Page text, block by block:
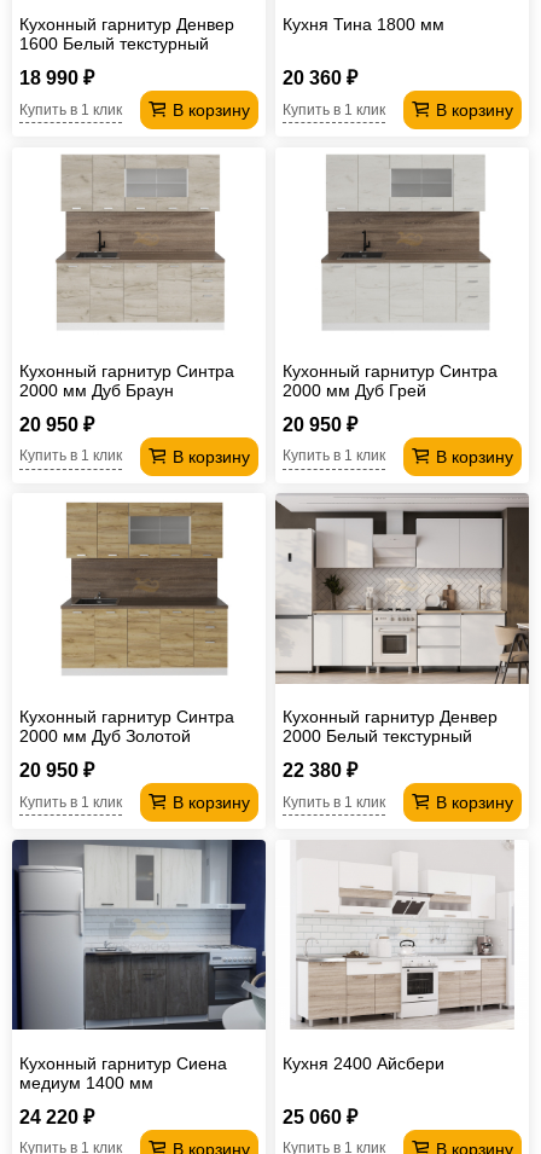
Кухонный гарнитур Денвер
1600 Белый текстурный
18 990 ₽
В корзину
Купить в 1 клик
Кухня Тина 1800 мм
20 360 ₽
В корзину
Купить в 1 клик
Кухонный гарнитур Синтра
2000 мм Дуб Браун
20 950 ₽
В корзину
Купить в 1 клик
Кухонный гарнитур Синтра
2000 мм Дуб Грей
20 950 ₽
В корзину
Купить в 1 клик
Кухонный гарнитур Синтра
2000 мм Дуб Золотой
20 950 ₽
В корзину
Купить в 1 клик
Кухонный гарнитур Денвер
2000 Белый текстурный
22 380 ₽
В корзину
Купить в 1 клик
Кухонный гарнитур Сиена
медиум 1400 мм
24 220 ₽
В корзину
Купить в 1 клик
Кухня 2400 Айсбери
25 060 ₽
В корзину
Купить в 1 клик